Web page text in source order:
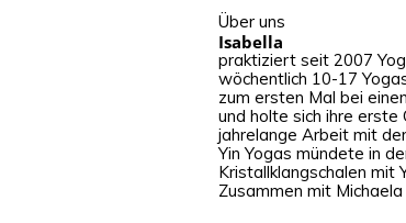
Über uns
Isabella
praktiziert seit 2007
wöchentlich 10-17
zum ersten Mal bei
und holte sich ihre erste
jahrelange Arbeit mit
Yin Yogas mündete in
Kristallklangschalen mit
Zusammen mit